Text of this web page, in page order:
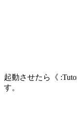
起動させたら《
す。